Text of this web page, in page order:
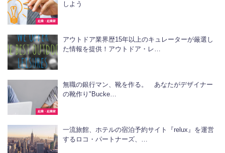
起業・起業家
しよう
アウトドア業界歴15年以上のキュレーターが厳選し
た情報を提供！アウトドア・レ…
起業・起業家
無職の銀行マン、靴を作る。 あなたがデザイナー
の靴作り"Bucke…
一流旅館、ホテルの宿泊予約サイト『relux』を運営
するロコ・パートナーズ、…